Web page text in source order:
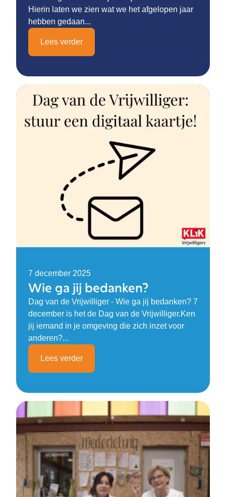
Hierin laten we zien wat we het afgelopen jaar
hebben gedaan...
Lees verder
7 december 2025
Wie ga jij bedanken?
Dag van de Vrijwilliger - Wie ga jij bedanken? 7
december is het de Dag van de Vrijwilliger.Ken
jij iemand in je omgeving die zich inzet voor
anderen?...
Lees verder